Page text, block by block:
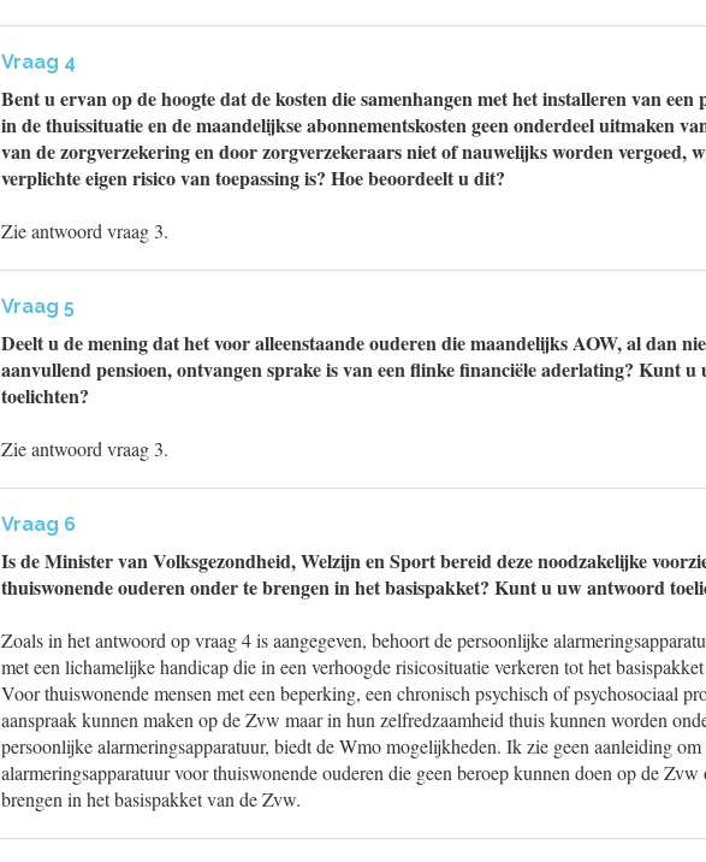
Vraag 4
Bent u ervan op de hoogte dat de kosten die samenhangen met het installeren van
in de thuissituatie en de maandelijkse abonnementskosten geen onderdeel uitmaken
van de zorgverzekering en door zorgverzekeraars niet of nauwelijks worden vergoed,
verplichte eigen risico van toepassing is? Hoe beoordeelt u dit?
Zie antwoord vraag 3.
Vraag 5
Deelt u de mening dat het voor alleenstaande ouderen die maandelijks AOW, al dan
aanvullend pensioen, ontvangen sprake is van een flinke financiële aderlating? Kunt
toelichten?
Zie antwoord vraag 3.
Vraag 6
Is de Minister van Volksgezondheid, Welzijn en Sport bereid deze noodzakelijke
thuiswonende ouderen onder te brengen in het basispakket? Kunt u uw antwoord
Zoals in het antwoord op vraag 4 is aangegeven, behoort de persoonlijke
met een lichamelijke handicap die in een verhoogde risicosituatie verkeren tot het
Voor thuiswonende mensen met een beperking, een chronisch psychisch of psychosociaal
aanspraak kunnen maken op de Zvw maar in hun zelfredzaamheid thuis kunnen worden
persoonlijke alarmeringsapparatuur, biedt de Wmo mogelijkheden. Ik zie geen aanleiding
alarmeringsapparatuur voor thuiswonende ouderen die geen beroep kunnen doen op de
brengen in het basispakket van de Zvw.